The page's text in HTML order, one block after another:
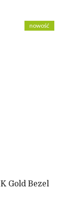
Gold Bezel
nowość